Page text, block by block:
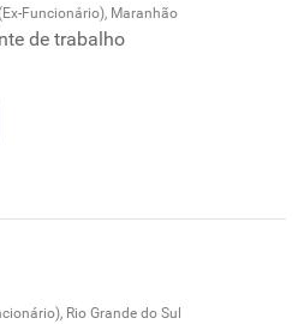
Funcionário), Maranhão
de trabalho
Rio Grande do Sul